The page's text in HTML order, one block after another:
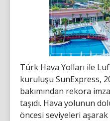
Türk Hava Yolları ile
kuruluşu SunExpress,
bakımından rekora
taşıdı. Hava yolunun
öncesi seviyeleri